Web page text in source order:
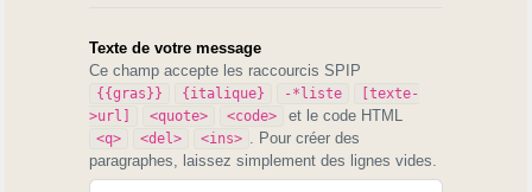
Texte de votre message
Ce champ accepte les raccourcis SPIP
{{gras}} {italique} -*liste
[texte-
>url]
<quote> <code> et le code HTML
<q> <del> <ins>
. Pour créer des
paragraphes, laissez simplement des lignes vides.